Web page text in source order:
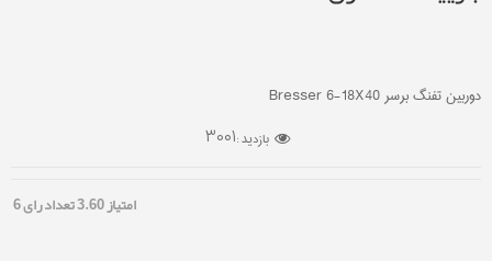
دوربین تفنگ برسر Bresser 6-18X40
بازدید :3001
امتیاز3.60تعداد رای6